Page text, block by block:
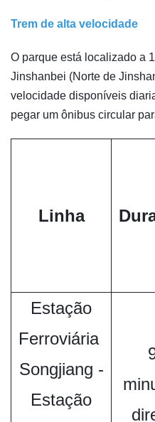
Trem de alta velocidade
O parque está localizado a
Jinshanbei (Norte de
velocidade disponíveis
pegar um ônibus circular
Linha
Estação
Ferroviária
Songjiang -
Estação